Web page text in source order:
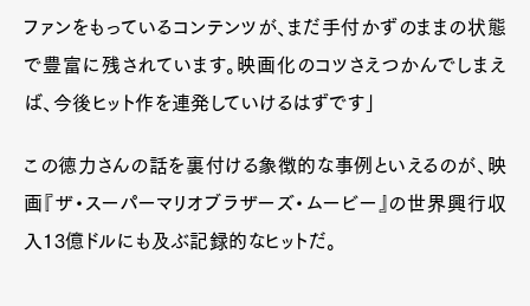
ファンをもっているコンテンツが、まだ手付かずのままの状態
で豊富に残されています。映画化のコツさえつかんでしまえ
ば、今後ヒット作を連発していけるはずです」
この徳力さんの話を裏付ける象徴的な事例といえるのが、映
画『ザ・スーパーマリオブラザーズ・ムービー』の世界興行収
入13億ドルにも及ぶ記録的なヒットだ。